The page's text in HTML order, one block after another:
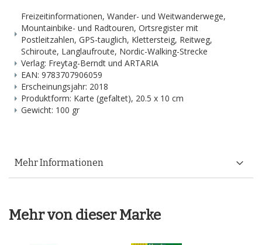
Freizeitinformationen, Wander- und Weitwanderwege,
Mountainbike- und Radtouren, Ortsregister mit
Postleitzahlen, GPS-tauglich, Klettersteig, Reitweg,
Schiroute, Langlaufroute, Nordic-Walking-Strecke
Verlag: Freytag-Berndt und ARTARIA
EAN: 9783707906059
Erscheinungsjahr: 2018
Produktform: Karte (gefaltet), 20.5 x 10 cm
Gewicht: 100 gr
Mehr Informationen
Mehr von dieser Marke